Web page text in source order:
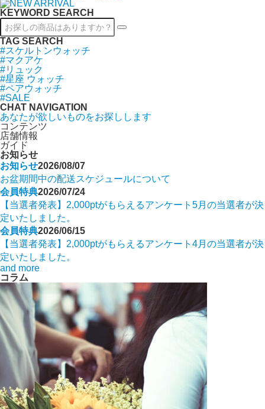
KEYWORD SEARCH
TAG SEARCH
#スケルトンウォッチ
#マクアケ
#リュック
#星座 ウォッチ
#ペアウォッチ
#SALE
CHAT NAVIGATION
あなたが欲しいものをお探しします
コンテンツ
店舗情報
ガイド
お知らせ
お知らせ2026/08/07
お盆期間中の配送スケジュールについて
会員特典2026/07/24
【当選者発表】2,000ptがもらえるアンケート5月の当選者が決
定いたしました。
会員特典2026/06/15
【当選者発表】2,000ptがもらえるアンケート4月の当選者が決
定いたしました。
and more
コラム